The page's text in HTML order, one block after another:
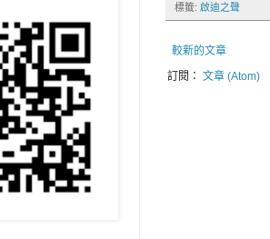
標籤: 啟迪之聲
較新的文章
訂閱： 文章 (Atom)